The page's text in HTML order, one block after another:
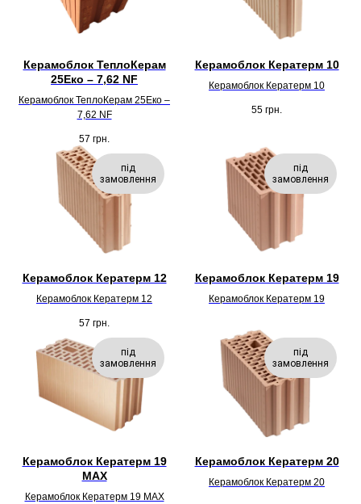
Керамоблок ТеплоКерам
25Еко – 7,62 NF
Керамоблок ТеплоКерам 25Еко –
7,62 NF
57 грн.
Керамоблок Кератерм 10
Керамоблок Кератерм 10
55 грн.
під
замовлення
Керамоблок Кератерм 12
Керамоблок Кератерм 12
57 грн.
під
замовлення
Керамоблок Кератерм 19
Керамоблок Кератерм 19
під
замовлення
Керамоблок Кератерм 19
MAX
Керамоблок Кератерм 19 MAX
під
замовлення
Керамоблок Кератерм 20
Керамоблок Кератерм 20